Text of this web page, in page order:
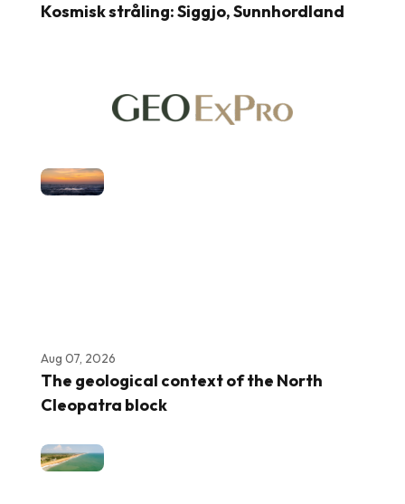
Kosmisk stråling: Siggjo, Sunnhordland
Aug 07, 2026
The geological context of the North
Cleopatra block